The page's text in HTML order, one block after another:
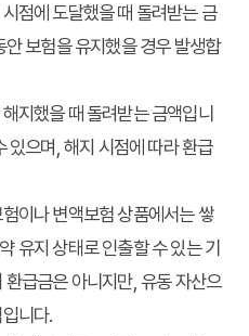
점에 도달했을 때 돌려받는 금
보험을 유지했을 경우 발생합
지했을 때 돌려받는 금액입니
있으며, 해지 시점에 따라 환급
이나 변액보험 상품에서는 쌓
유지 상태로 인출할 수 있는 기
급금은 아니지만, 유동 자산으
니다.